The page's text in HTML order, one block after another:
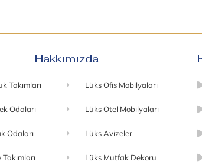
Hakkımızda
Takımları
Odaları
Odaları
Lüks Ofis Mobilyaları
Lüks Otel Mobilyaları
Lüks Avizeler
Lüks Mutfak Dekoru